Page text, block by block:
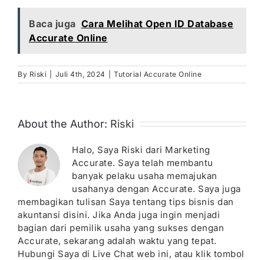
Baca juga Cara Melihat Open ID Database
Accurate Online
By Riski Juli 4th, 2024 Tutorial Accurate Online
About the Author: Riski
Halo, Saya Riski dari Marketing
Accurate. Saya telah membantu
banyak pelaku usaha memajukan
usahanya dengan Accurate. Saya juga
membagikan tulisan Saya tentang tips bisnis dan
akuntansi disini. Jika Anda juga ingin menjadi
bagian dari pemilik usaha yang sukses dengan
Accurate, sekarang adalah waktu yang tepat.
Hubungi Saya di Live Chat web ini, atau klik tombol